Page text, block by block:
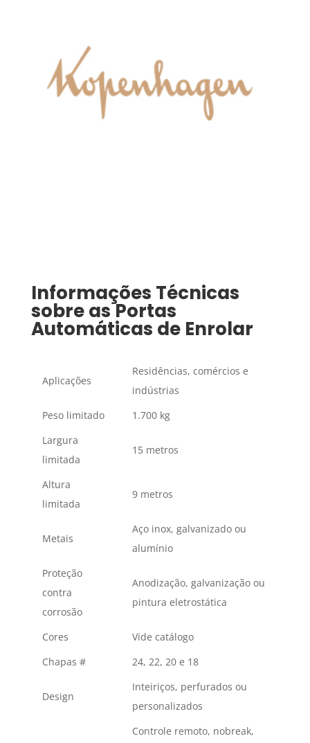
Informações Técnicas
sobre as Portas
Automáticas de Enrolar
Aplicações
Residências, comércios e
indústrias
Peso limitado
1.700 kg
Largura
limitada
15 metros
Altura
limitada
9 metros
Metais
Aço inox, galvanizado ou
alumínio
Proteção
contra
corrosão
Anodização, galvanização ou
pintura eletrostática
Cores
Vide catálogo
Chapas #
24, 22, 20 e 18
Design
Inteiriços, perfurados ou
personalizados
Controle remoto, nobreak,